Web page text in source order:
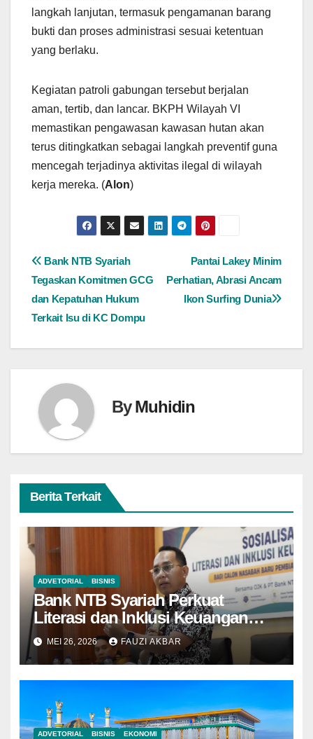
langkah lanjutan, termasuk pengamanan barang
bukti dan proses administrasi sesuai ketentuan
yang berlaku.
Kegiatan patroli gabungan tersebut berjalan
aman, tertib, dan lancar. BKPH Wilayah VI
memastikan pengawasan kawasan hutan akan
terus ditingkatkan sebagai langkah preventif guna
mencegah terjadinya aktivitas ilegal di wilayah
kerja mereka. (Alon)
Navigasi
pos
Pantai Lakey Minim
Perhatian, Abrasi Ancam
Ikon Surfing Dunia
Bank NTB Syariah
Tegaskan Komitmen GCG
dan Kepatuhan Hukum
Terkait Isu di KC Dompu
ByMuhidin
Berita Terkait
ADVETORIAL BISNIS
Bank NTB Syariah Perkuat
Literasi dan Inklusi Keuangan
Syariah di Kota Bima
MEI 26, 2026 FAUZI AKBAR
ADVETORIAL BISNIS EKONOMI